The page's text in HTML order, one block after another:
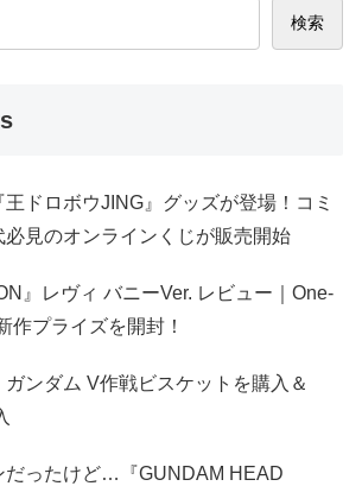
検索
王ドロボウJING』グッズが登場！コミ
必見のオンラインくじが販売開始
』レヴィ バニーVer. レビュー｜One-
作プライズを開封！
ガンダム V作戦ビスケットを購入＆
だったけど…『GUNDAM HEAD